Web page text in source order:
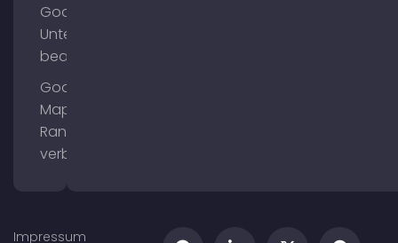
Google
Unternehmensprofil
bearbeiten
Google
Maps
Ranking
verbessern
Impressum